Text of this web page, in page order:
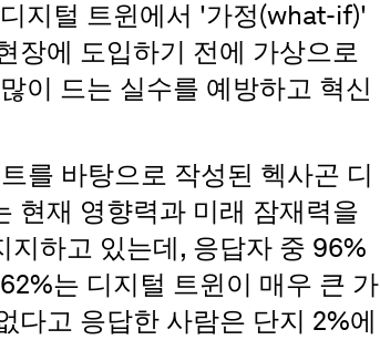
지털 트윈에서 '가정(what-if)'
장에 도입하기 전에 가상으로
이 드는 실수를 예방하고 혁신
를 바탕으로 작성된 헥사곤 디
현재 영향력과 미래 잠재력을
지하고 있는데, 응답자 중 96%
는 디지털 트윈이 매우 큰 가
다고 응답한 사람은 단지 2%에